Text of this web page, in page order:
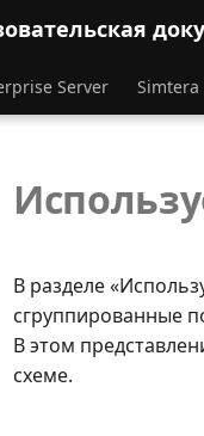
Server Simtera
В разделе
сгруппированные
В этом
схеме.